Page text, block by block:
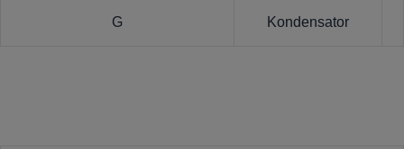
G Kondensator